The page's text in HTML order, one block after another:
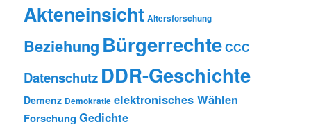
Akteneinsicht Altersforschung
Beziehung BürgerrechteCCC
Datenschutz DDR-Geschichte
Demenz Demokratie elektronisches Wählen
Forschung Gedichte